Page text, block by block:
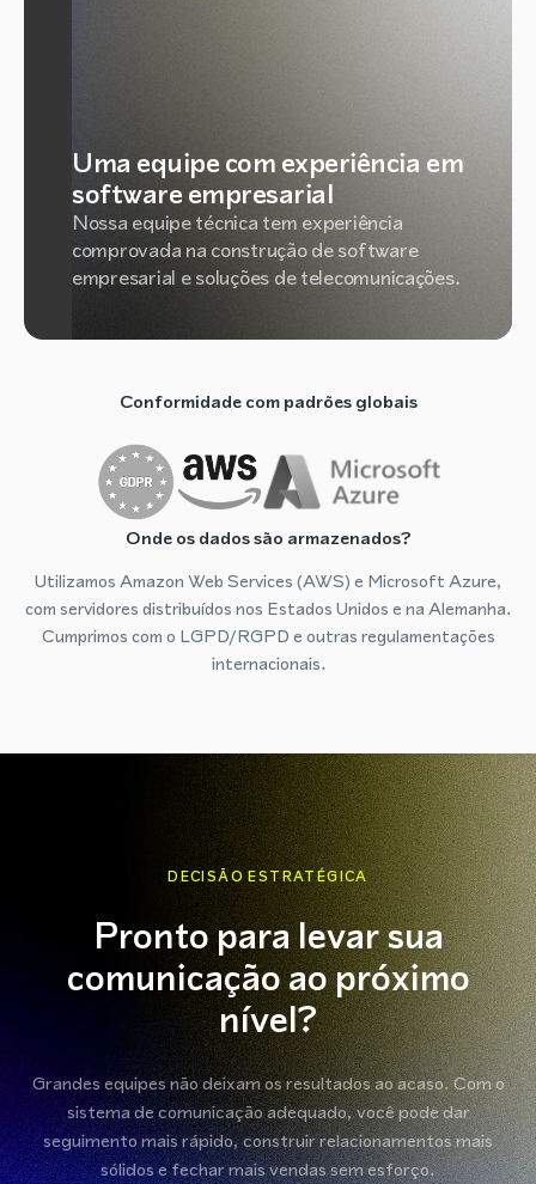
Uma equipe com experiência em
software empresarial
Nossa equipe técnica tem experiência
comprovada na construção de software
empresarial e soluções de telecomunicações.
Conformidade com padrões globais
Onde os dados são armazenados?
Utilizamos Amazon Web Services (AWS) e Microsoft Azure,
com servidores distribuídos nos Estados Unidos e na Alemanha.
Cumprimos com o LGPD/RGPD e outras regulamentações
internacionais.
DECISÃO ESTRATÉGICA
Pronto para levar sua
comunicação ao próximo
nível?
Grandes equipes não deixam os resultados ao acaso. Com o
sistema de comunicação adequado, você pode dar
seguimento mais rápido, construir relacionamentos mais
sólidos e fechar mais vendas sem esforço.